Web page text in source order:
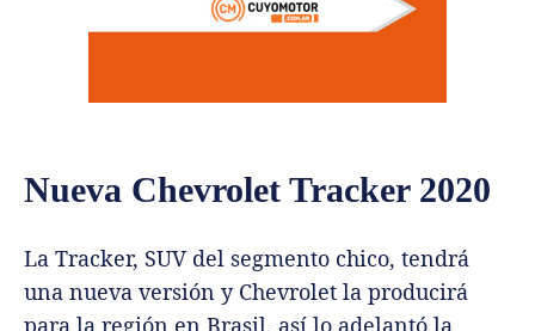
Nueva Chevrolet Tracker 2020
La Tracker, SUV del segmento chico, tendrá
una nueva versión y Chevrolet la producirá
para la región en Brasil, así lo adelantó la